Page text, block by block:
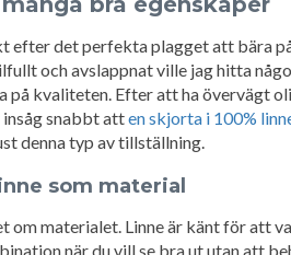
efter det perfekta plagget att bära
och avslappnat ville jag hitta
på kvaliteten. Efter att ha övervägt
snabbt atten skjorta i 100%
denna typ av tillställning.
som material
om materialet. Linne är känt för att
när du vill se bra ut utan att